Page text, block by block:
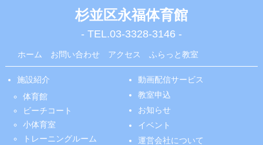
杉並区永福体育館
- TEL.03-3328-3146 -
ホーム お問い合わせ アクセス ふらっと教室
施設紹介
体育館
ビーチコート
小体育室
トレーニングルーム
動画配信サービス
教室申込
お知らせ
イベント
運営会社について